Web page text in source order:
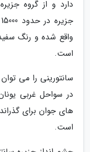
دارد و از گروه
واقع شده و رنگ
است.
سانتورینی را می
در سواحل غربی
های جوان برای
است.